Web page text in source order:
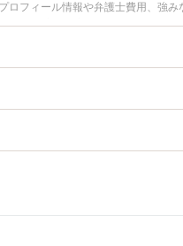
フィール情報や弁護士費用、強
決の実績豊富な近くの弁護士を